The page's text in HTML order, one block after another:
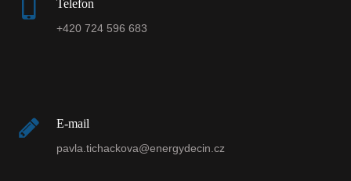
Telefon
+420 724 596 683
E-mail
pavla.tichackova@energydecin.cz